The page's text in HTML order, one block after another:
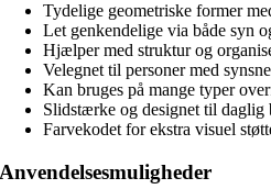
Tydelige geometriske former
Let genkendelige via både syn
Hjælper med struktur og
Velegnet til personer med
Kan bruges på mange typer
Slidstærke og designet til daglig
Farvekodet for ekstra visuel
Anvendelsesmuligheder